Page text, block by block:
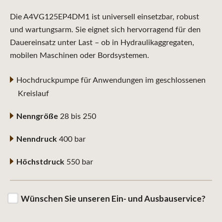
Die A4VG125EP4DM1 ist universell einsetzbar, robust
und wartungsarm. Sie eignet sich hervorragend für den
Dauereinsatz unter Last – ob in Hydraulikaggregaten,
mobilen Maschinen oder Bordsystemen.
Hochdruckpumpe für Anwendungen im geschlossenen
Kreislauf
Nenngröße 28 bis 250
Nenndruck 400 bar
Höchstdruck 550 bar
Wünschen Sie unseren Ein- und Ausbauservice?